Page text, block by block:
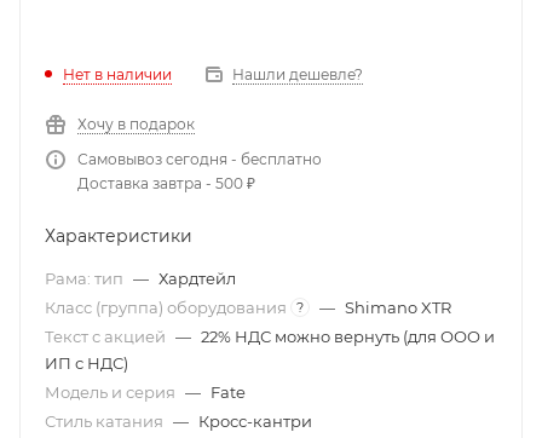
Нет в наличии Нашли дешевле?
Хочу в подарок
Самовывоз сегодня - бесплатно
Доставка завтра - 500 ₽
Характеристики
Рама: тип — Хардтейл
Класс (группа) оборудования
? — Shimano XTR
Текст с акцией — 22% НДС можно вернуть (для ООО и
ИП с НДС)
Модель и серия — Fate
Стиль катания — Кросс-кантри